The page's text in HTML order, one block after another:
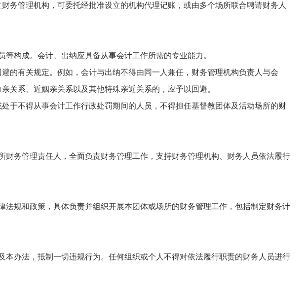
务管理机构，可委托经批准设立的机构代理记账，或由多个场所联合聘请财务人
构成。会计、出纳应具备从事会计工作所需的专业能力。
的有关规定。例如，会计与出纳不得由同一人兼任，财务管理机构负责人与会
关系、近姻亲关系以及其他特殊亲近关系的，应予以回避。
于不得从事会计工作行政处罚期间的人员，不得担任基督教团体及活动场所的财
务管理责任人，全面负责财务管理工作，支持财务管理机构、财务人员依法履行
规和政策，具体负责并组织开展本团体或场所的财务管理工作，包括制定财务计
办法，抵制一切违规行为。任何组织或个人不得对依法履行职责的财务人员进行